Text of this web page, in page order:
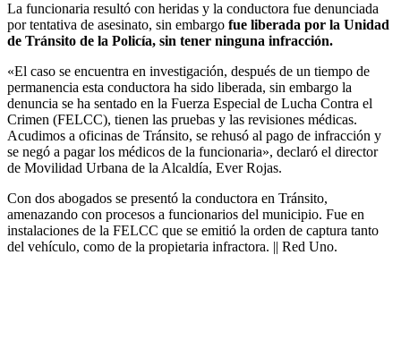
La funcionaria resultó con heridas y la conductora fue denunciada
por tentativa de asesinato, sin embargo fue liberada por la Unidad
de Tránsito de la Policía, sin tener ninguna infracción.
«El caso se encuentra en investigación, después de un tiempo de
permanencia esta conductora ha sido liberada, sin embargo la
denuncia se ha sentado en la Fuerza Especial de Lucha Contra el
Crimen (FELCC), tienen las pruebas y las revisiones médicas.
Acudimos a oficinas de Tránsito, se rehusó al pago de infracción y
se negó a pagar los médicos de la funcionaria», declaró el director
de Movilidad Urbana de la Alcaldía, Ever Rojas.
Con dos abogados se presentó la conductora en Tránsito,
amenazando con procesos a funcionarios del municipio. Fue en
instalaciones de la FELCC que se emitió la orden de captura tanto
del vehículo, como de la propietaria infractora. || Red Uno.